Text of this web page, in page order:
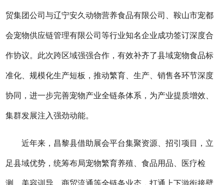
贸集团公司与辽宁安久动物营养食品有限公司、鞍山市宠都
会宠物供应链管理有限公司等行业知名企业成功签订深度合
作协议。此次跨区域强强合作，有效补齐了县域宠物食品标
准化、规模化生产短板，推动繁育、生产、销售各环节深度
协同，进一步完善宠物产业全链条体系，为产业提质增效、
集群发展注入强劲动能。
近年来，昌黎县借助展会平台集聚资源、招引项目，立
足县域优势，统筹布局宠物繁育养殖、食品用品、医疗检
测、美容训导、商贸流通等全链条业态，打通上下游衔接壁